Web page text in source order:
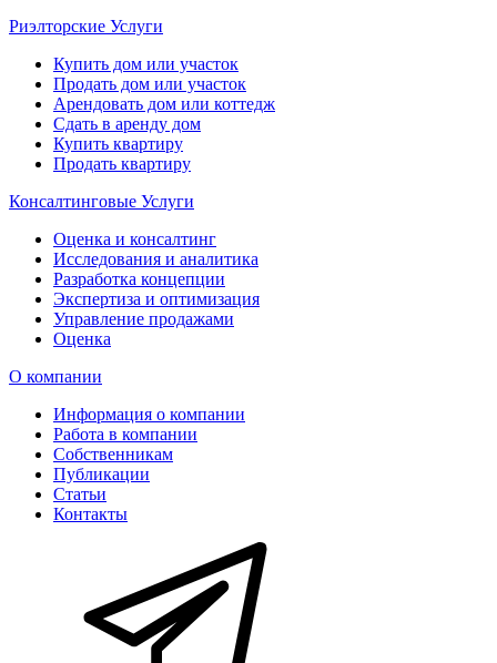
Риэлторские Услуги
Купить дом или участок
Продать дом или участок
Арендовать дом или коттедж
Сдать в аренду дом
Купить квартиру
Продать квартиру
Консалтинговые Услуги
Оценка и консалтинг
Исследования и аналитика
Разработка концепции
Экспертиза и оптимизация
Управление продажами
Оценка
О компании
Информация о компании
Работа в компании
Собственникам
Публикации
Статьи
Контакты